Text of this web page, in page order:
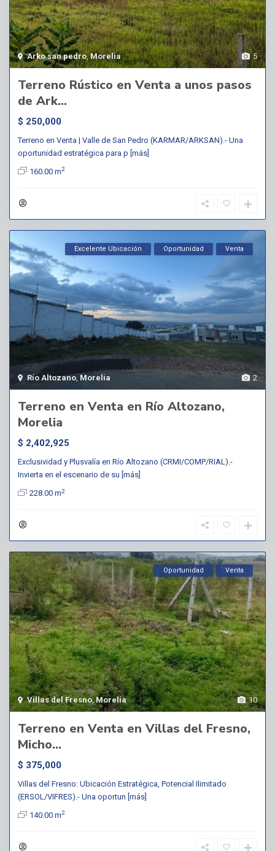
5
Arko san pedro,Morelia
Terreno Rústico en Venta a unos pasos
de Ark...
$ 250,000
Terreno en Venta | Valle de San Pedro (KARMAR/ARKSAN).- Una
oportunidad estratégica para p [más]
160.00 m2
2
Río Altozano, Morelia
Excelente Ubicación Oportunidad Venta
Terreno en Venta en Río Altozano,
Morelia
$ 2,402,925
Exclusividad y Plusvalía en Río Altozano (CRMI/COMP/RIAL).-
Invierta en el escenario de su [más]
228.00 m2
10
Villas del Fresno,Morelia
Oportunidad Venta
Terreno en Venta en Villas del Fresno,
Micho...
$ 375,000
Villas del Fresno: Ubicación Estratégica, Potencial Ilimitado
(ERSOL/VIFRES).- Una oportun [más]
140.00 m2